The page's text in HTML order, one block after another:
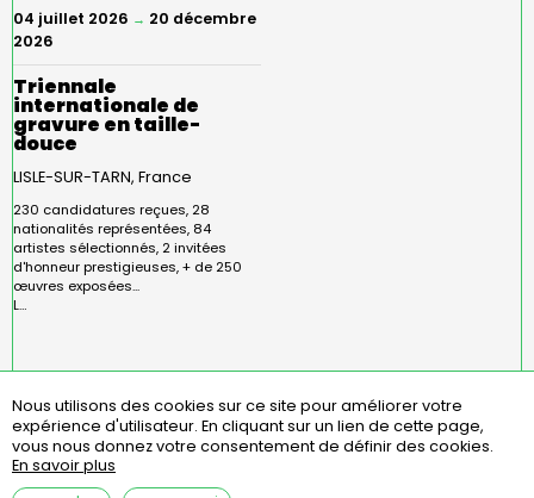
04 juillet 2026 → 20 décembre
2026
Triennale
internationale de
gravure en taille-
douce
LISLE-SUR-TARN France
230 candidatures reçues, 28
nationalités représentées, 84
artistes sélectionnés, 2 invitées
d'honneur prestigieuses, + de 250
œuvres exposées...
L…
Menu
Pied
de
missions statuts
règlement intérieur
assemblées générales
mentions légales
Nous utilisons des cookies sur ce site pour améliorer votre
expérience d'utilisateur. En cliquant sur un lien de cette page,
vous nous donnez votre consentement de définir des cookies.
En savoir plus